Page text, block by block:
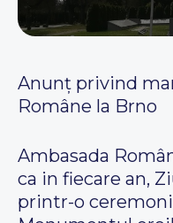
Anunț privind
Române la Brno
Ambasada
ca in fiecare an,
printr-o